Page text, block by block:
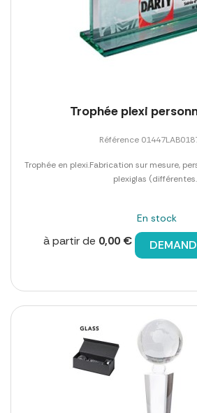
Trophée plexi
Référence
Trophée en plexi.Fabrication sur mesure,
plexiglas
En stock
à partir de 0,00 €